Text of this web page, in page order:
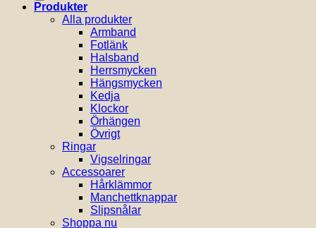
Produkter
Alla produkter
Armband
Fotlänk
Halsband
Herrsmycken
Hängsmycken
Kedja
Klockor
Örhängen
Övrigt
Ringar
Vigselringar
Accessoarer
Hårklämmor
Manchettknappar
Slipsnålar
Shoppa nu